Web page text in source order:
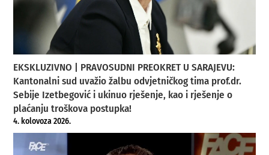
EKSKLUZIVNO | PRAVOSUDNI PREOKRET U SARAJEVU:
Kantonalni sud uvažio žalbu odvjetničkog tima prof.dr.
Sebije Izetbegović i ukinuo rješenje, kao i rješenje o
plaćanju troškova postupka!
4. kolovoza 2026.